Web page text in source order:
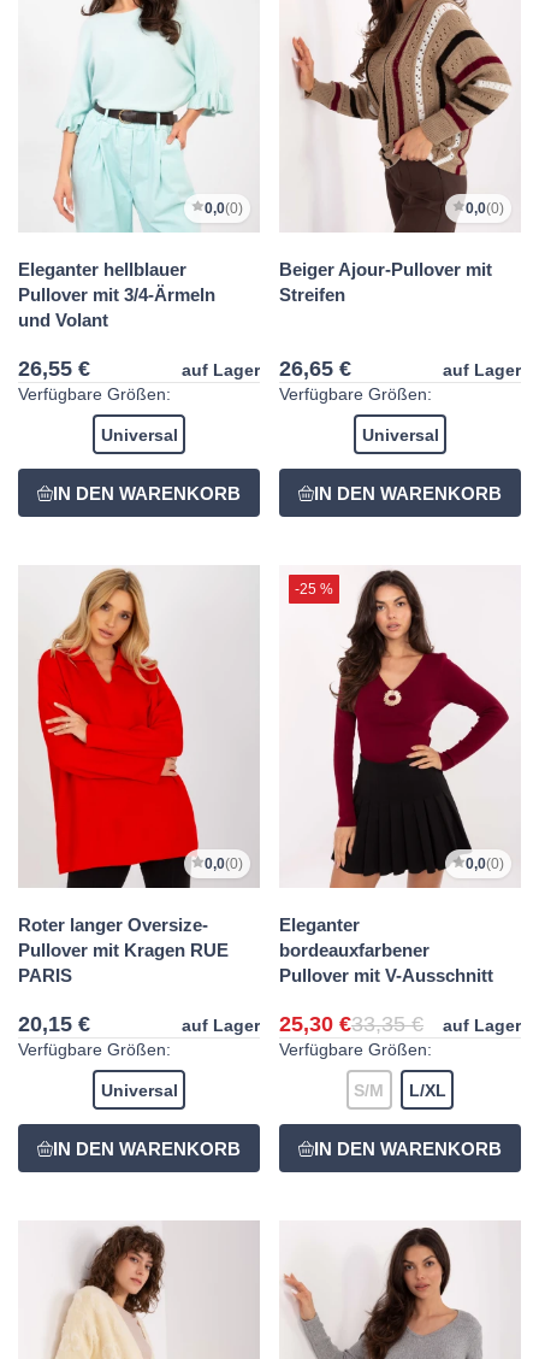
0,0(0)
Eleganter hellblauer
Pullover mit 3/4-Ärmeln
und Volant
26,55 €
auf Lager
Verfügbare Größen:
Universal
0,0(0)
Beiger Ajour-Pullover mit
Streifen
26,65 €
auf Lager
Verfügbare Größen:
Universal
0,0(0)
Roter langer Oversize-
Pullover mit Kragen RUE
PARIS
20,15 €
auf Lager
Verfügbare Größen:
Universal
-25 %
0,0(0)
Eleganter
bordeauxfarbener
Pullover mit V-Ausschnitt
25,30 €33,35 €
auf Lager
Verfügbare Größen:
S/M L/XL